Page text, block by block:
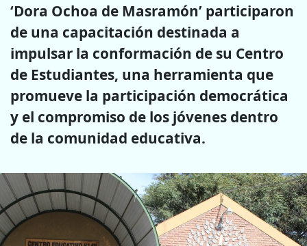
‘Dora Ochoa de Masramón’ participaron
de una capacitación destinada a
impulsar la conformación de su Centro
de Estudiantes, una herramienta que
promueve la participación democrática
y el compromiso de los jóvenes dentro
de la comunidad educativa.